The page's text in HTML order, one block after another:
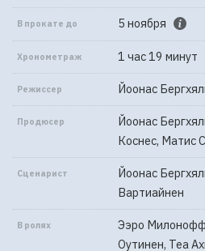
В прокате до 5 ноября
Хронометраж 1 час 19 минут
Режиссер Йоонас
Продюсер
Йоонас
Коснес, Матис
Сценарист
Йоонас
Вартиайнен
В ролях
Ээро
Оутинен, Теа